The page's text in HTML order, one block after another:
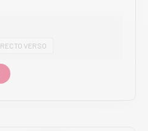
VERSO
produit